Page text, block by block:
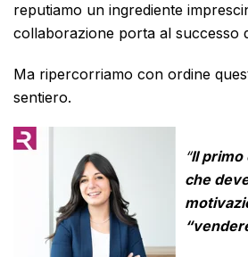
reputiamo un ingrediente
collaborazione porta al successo
Ma ripercorriamo con ordine
sentiero.
“Il primo
che